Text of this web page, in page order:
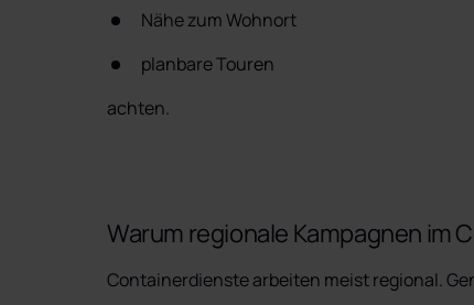
Nähe zum Wohnort
planbare Touren
achten.
Warum regionale Kampagnen
Containerdienste arbeiten meist regional.